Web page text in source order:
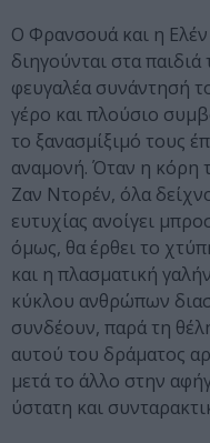
Ο Φρανσουά και η
διηγούνται στα
φευγαλέα συνάντησή
γέρο και πλούσιο
το ξανασμίξιμό τους
αναμονή. Όταν η κόρη
Ζαν Ντορέν, όλα
ευτυχίας ανοίγει
όμως, θα έρθει το
και η πλασματική
κύκλου ανθρώπων
συνδέουν, παρά τη
αυτού του δράματος
μετά το άλλο στην
ύστατη και